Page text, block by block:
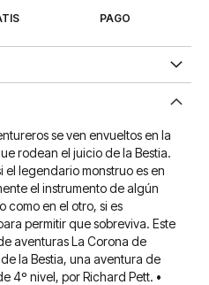
PAGO
se ven envueltos en la
rodean el juicio de la Bestia.
el legendario monstruo es en
el instrumento de algún
como en el otro, si es
permitir que sobreviva. Este
aventuras La Corona de
la Bestia, una aventura de
4º nivel, por Richard Pett. •